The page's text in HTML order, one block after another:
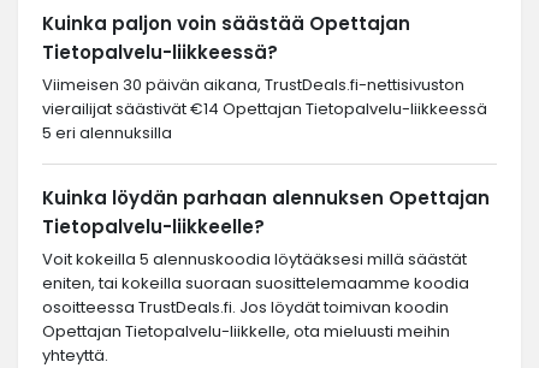
Kuinka paljon voin säästää Opettajan
Tietopalvelu-liikkeessä?
Viimeisen 30 päivän aikana, TrustDeals.fi-nettisivuston
vierailijat säästivät €14 Opettajan Tietopalvelu-liikkeessä
5 eri alennuksilla
Kuinka löydän parhaan alennuksen Opettajan
Tietopalvelu-liikkeelle?
Voit kokeilla 5 alennuskoodia löytääksesi millä säästät
eniten, tai kokeilla suoraan suosittelemaamme koodia
osoitteessa TrustDeals.fi. Jos löydät toimivan koodin
Opettajan Tietopalvelu-liikkelle, ota mieluusti meihin
yhteyttä.